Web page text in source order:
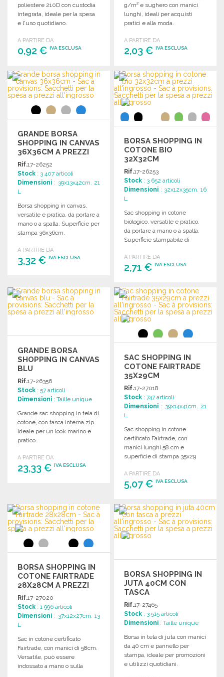
poliestere 210D con custodia
integrata, ideale per la spesa
e l'uso quotidiano.
A PARTIRE DA
0,92 € IVA ESCLUSA
ORDINARE
Richiedi un preventivo
g/m² e sughero con manici
lunghi, ideali per acquisti
pratici e alla moda.
A PARTIRE DA
2,03 €IVA ESCLUSA
ORDINARE
Richiedi un preventivo
GRANDE BORSA
SHOPPING IN CANVAS
36X36CM A PREZZI
ALL'INGROSSO
Rif.17-26252
Stock : 3 407 articoli
Dimensioni : 39x13x42cm. 21
L
Borsa shopping in canvas,
versatile e pratica, da portare a
mano o a spalla. Superficie per
stampa 36x36cm.
A PARTIRE DA
3,32 € IVA ESCLUSA
Richiedi un preventivo
BORSA SHOPPING IN
COTONE BIO
32X32CM
Rif.17-26253
Stock : 3 652 articoli
Dimensioni : 32x12x35cm. 16
L
Sac shopping in cotone
biologico, versatile e pratico,
da portare a mano o a spalla.
Superficie stampabile di
A PARTIRE DA
2,71 €IVA ESCLUSA
ORDINARE
Richiedi un preventivo
GRANDE BORSA
SHOPPING IN CANVAS
BLU
Rif.17-26356
Stock : 57 articoli
Dimensioni : Taille unique
Grande sac shopping in tela di
cotone, con tasca interna zip.
Ideale per un look marino e
pratico.
A PARTIRE DA
23,33 € IVA ESCLUSA
Richiedi un preventivo
SAC SHOPPING IN
COTONE FAIRTRADE
35X29CM
Rif.17-27018
Stock : 747 articoli
Dimensioni : 39x14x41cm. 21
L
Sac shopping in cotone
certificato Fairtrade, con
manici lunghi 58 cm e
superficie di stampa 35x29
A PARTIRE DA
5,07 €IVA ESCLUSA
ORDINARE
Richiedi un preventivo
BORSA SHOPPING IN
COTONE FAIRTRADE
28X28CM A PREZZI
ALL'INGROSSO
Rif.17-27020
Stock : 1 996 articoli
Dimensioni : 37x12x27cm. 13
L
Sac in cotone certificato
Fairtrade, con manici di 58cm.
Versatile, può essere
indossato a mano o sulla
BORSA SHOPPING IN
JUTA 40CM CON
TASCA
Rif.17-27465
Stock : 3 515 articoli
Dimensioni : Taille unique
Borsa in tela di juta con manici
da 40 cm e pannello per
stampa, ideale per promozioni
e utilizzi quotidiani.